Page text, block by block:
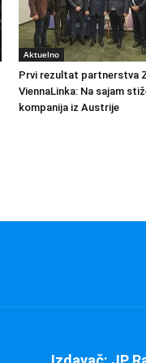
Aktuelno
Prvi rezultat partnerstva
ViennaLinka: Na sajam
kompanija iz Austrije